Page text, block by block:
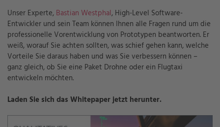
Unser Experte, Bastian Westphal, High-Level Software-
Entwickler und sein Team können Ihnen alle Fragen rund um die
professionelle Vorentwicklung von Prototypen beantworten. Er
weiß, worauf Sie achten sollten, was schief gehen kann, welche
Vorteile Sie daraus haben und was Sie verbessern können –
ganz gleich, ob Sie eine Paket Drohne oder ein Flugtaxi
entwickeln möchten.
Laden Sie sich das Whitepaper jetzt herunter.